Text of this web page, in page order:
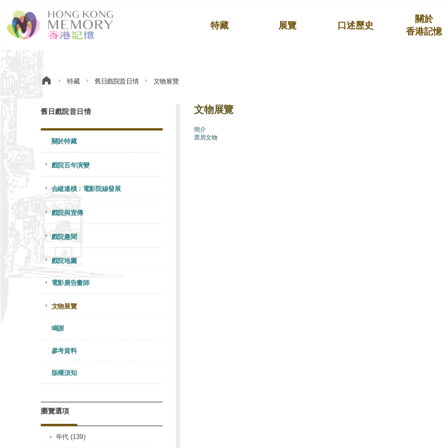
特藏 展覽 口述歷史
關於
香港記憶
特藏 舊日戲院昔日情 文物展覽
舊日戲院昔日情
關於特藏
戲院百年演變
合縱連橫：電影院線發展
戲院與宣傳
戲院趣聞
戲院地圖
電影廣告畫師
文物展覽
鳴謝
參考資料
版權須知
瀏覽選項
年代 (139)
文物展覽
簡介
票房文物